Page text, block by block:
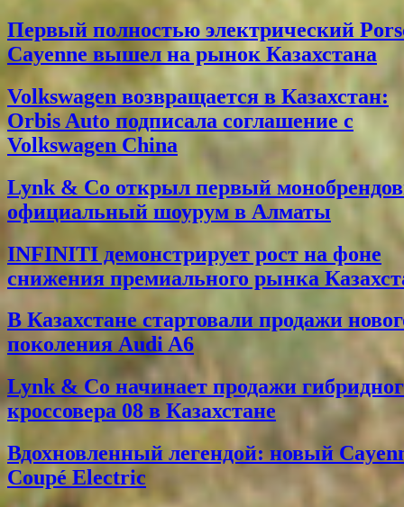
Первый полностью электрический
Cayenne вышел на рынок Казахстана
Volkswagen возвращается в Казахстан:
Orbis Auto подписала соглашение с
Volkswagen China
Lynk & Co открыл первый
официальный шоурум в Алматы
INFINITI демонстрирует рост на фоне
снижения премиального рынка
В Казахстане стартовали продажи
поколения Audi A6
Lynk & Co начинает продажи
кроссовера 08 в Казахстане
Вдохновленный легендой: новый
Coupé Electric